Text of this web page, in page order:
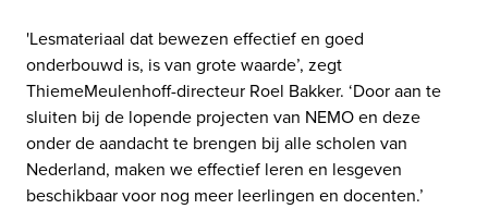
'Lesmateriaal dat bewezen effectief en goed
onderbouwd is, is van grote waarde’, zegt
ThiemeMeulenhoff-directeur Roel Bakker. ‘Door aan te
sluiten bij de lopende projecten van NEMO en deze
onder de aandacht te brengen bij alle scholen van
Nederland, maken we effectief leren en lesgeven
beschikbaar voor nog meer leerlingen en docenten.’